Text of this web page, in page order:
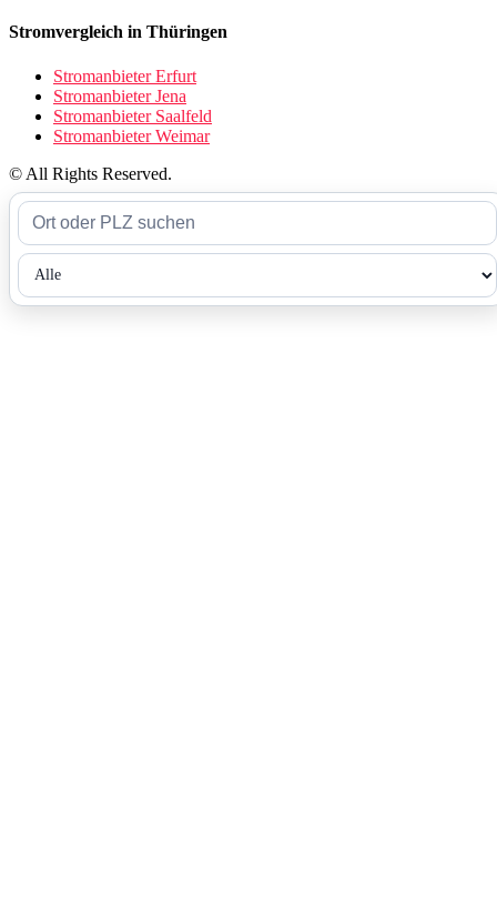
Stromvergleich in Thüringen
Stromanbieter Erfurt
Stromanbieter Jena
Stromanbieter Saalfeld
Stromanbieter Weimar
© All Rights Reserved.